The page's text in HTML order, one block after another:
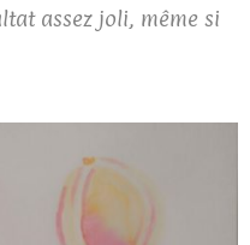
assez joli, même si